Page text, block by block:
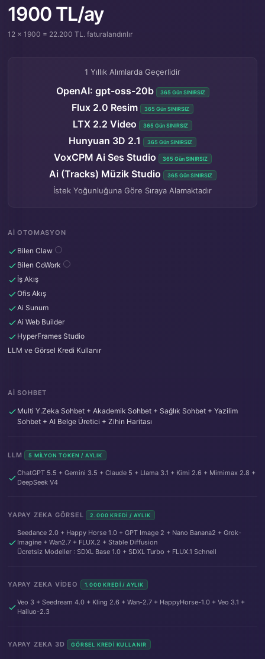
1900 TL/ay
12 x 1900 = 22.200 TL. faturalandırılır
1 Yıllık Alımlarda Geçerlidir
OpenAI: gpt-oss-20b 365 Gün SINIRSIZ
Flux 2.0 Resim 365 Gün SINIRSIZ
LTX 2.2 Video 365 Gün SINIRSIZ
Hunyuan 3D 2.1 365 Gün SINIRSIZ
VoxCPM Ai Ses Studio 365 Gün SINIRSIZ
Ai (Tracks) Müzik Studio 365 Gün SINIRSIZ
İstek Yoğunluğuna Göre Sıraya Alamaktadır
AI OTOMASYON
Bilen Claw
Bilen CoWork
İş Akış
Ofis Akış
Ai Sunum
Ai Web Builder
HyperFrames Studio
LLM ve Görsel Kredi Kullanır
AI SOHBET
Multi Y.Zeka Sohbet + Akademik Sohbet + Sağlık Sohbet + Yazilim
Sohbet + AI Belge Üretici + Zihin Haritası
LLM 5 MILYON TOKEN / AYLIK
ChatGPT 5.5 + Gemini 3.5 + Claude 5 + Llama 3.1 + Kimi 2.6 + Mimimax 2.8 +
DeepSeek V4
YAPAY ZEKA GÖRSEL 2.000 KREDI / AYLIK
Seedance 2.0 + Happy Horse 1.0 + GPT Image 2 + Nano Banana2 + Grok-
Imagine + Wan2.7 + FLUX.2 + Stable Diffusion
Ücretsiz Modeller : SDXL Base 1.0 + SDXL Turbo + FLUX.1 Schnell
YAPAY ZEKA VIDEO 1.000 KREDI / AYLIK
Veo 3 + Seedream 4.0 + Kling 2.6 + Wan-2.7 + HappyHorse-1.0 + Veo 3.1 +
Hailuo-2.3
YAPAY ZEKA 3D GÖRSEL KREDI KULLANIR